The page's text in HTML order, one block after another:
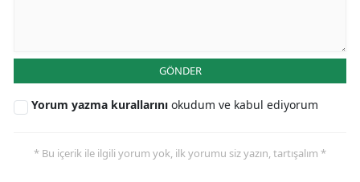
GÖNDER
Yorum yazma kurallarını okudum ve kabul ediyorum
* Bu içerik ile ilgili yorum yok, ilk yorumu siz yazın, tartışalım *